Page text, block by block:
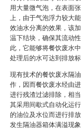
用大量微气泡，在表面
上，由于气泡浮力较大
效油水分离的效果，该
温下结块，确保其流动
此，它能够将餐饮废水
处理后的水可达到排放
现有技术的餐饮废水隔
作，因而餐饮废水经由
进行残渣过滤排除，相
其采用间歇式自动化运
的油位及水位而进行排
发生隔油器箱体满溢现象